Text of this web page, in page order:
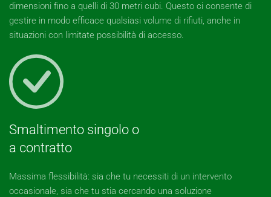
dimensioni fino a quelli di 30 metri cubi. Questo ci consente di
gestire in modo efficace qualsiasi volume di rifiuti, anche in
situazioni con limitate possibilità di accesso.
Smaltimento singolo o
a contratto
Massima flessibilità: sia che tu necessiti di un intervento
occasionale, sia che tu stia cercando una soluzione